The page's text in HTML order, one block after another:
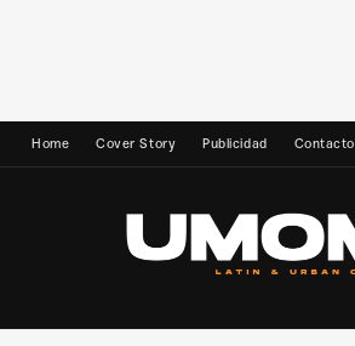
Home Cover Story Publicidad Contacto